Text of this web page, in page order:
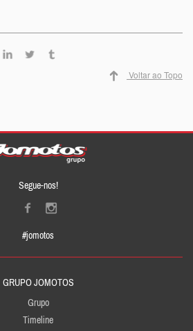
Voltar ao Topo
Segue-nos!
#jomotos
GRUPO JOMOTOS
Grupo
Timeline